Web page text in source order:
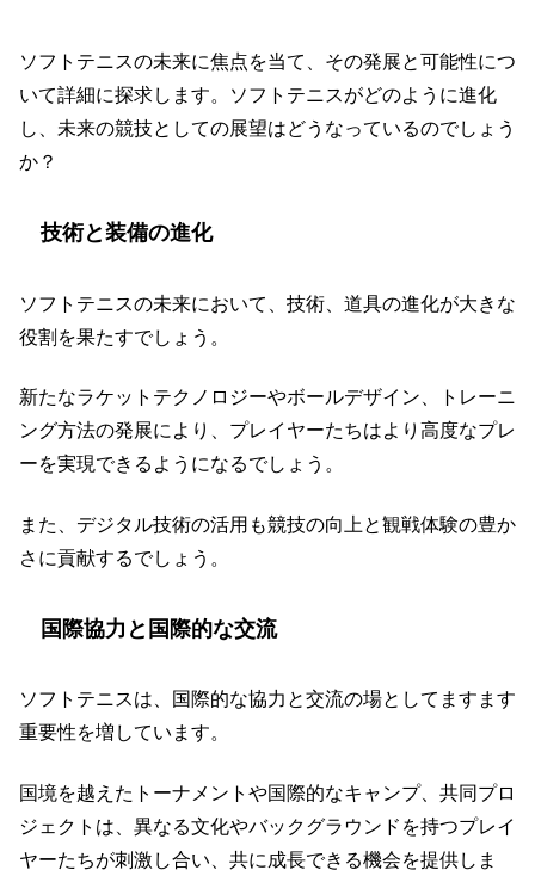
ソフトテニスの未来に焦点を当て、その発展と可能性につ
いて詳細に探求します。ソフトテニスがどのように進化
し、未来の競技としての展望はどうなっているのでしょう
か？
技術と装備の進化
ソフトテニスの未来において、技術、道具の進化が大きな
役割を果たすでしょう。
新たなラケットテクノロジーやボールデザイン、トレーニ
ング方法の発展により、プレイヤーたちはより高度なプレ
ーを実現できるようになるでしょう。
また、デジタル技術の活用も競技の向上と観戦体験の豊か
さに貢献するでしょう。
国際協力と国際的な交流
ソフトテニスは、国際的な協力と交流の場としてますます
重要性を増しています。
国境を越えたトーナメントや国際的なキャンプ、共同プロ
ジェクトは、異なる文化やバックグラウンドを持つプレイ
ヤーたちが刺激し合い、共に成長できる機会を提供しま